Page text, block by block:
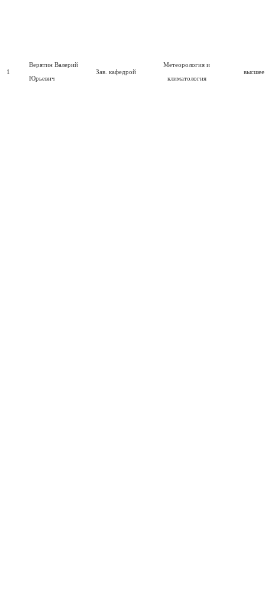
1
Верятин Валерий
Юрьевич
Зав. кафедрой
Метеорология и
климатология
высшее